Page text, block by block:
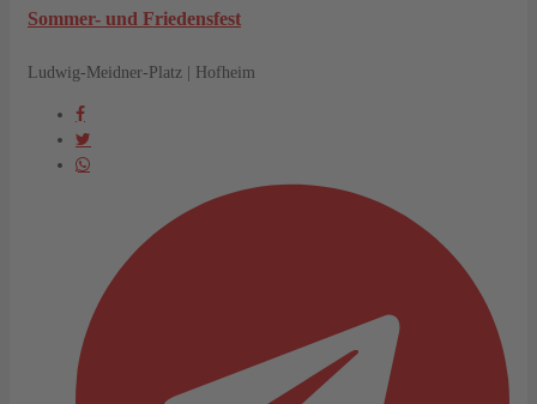
Sommer- und Friedensfest
Ludwig-Meidner-Platz | Hofheim